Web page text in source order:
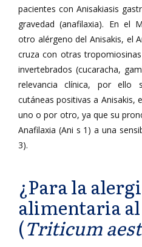
pacientes con Anisakiasis
gravedad (anafilaxia). En el
otro alérgeno del Anisakis, el
cruza con otras
invertebrados (cucaracha,
relevancia clínica, por ello
cutáneas positivas a Anisakis,
uno o por otro, ya que su
Anafilaxia (Ani s 1) a una
3).
¿Para la
alimentaria
(Triticum